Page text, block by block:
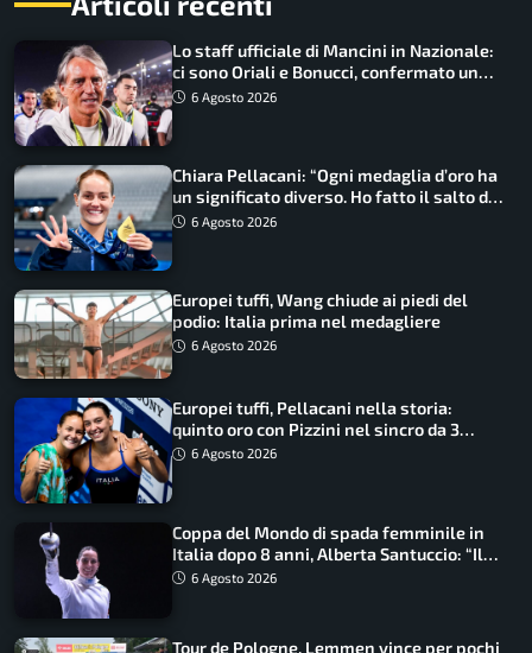
Lo staff ufficiale di Mancini in Nazionale:
ci sono Oriali e Bonucci, confermato un
ritorno
6 Agosto 2026
Chiara Pellacani: “Ogni medaglia d’oro ha
un significato diverso. Ho fatto il salto di
qualità”
6 Agosto 2026
Europei tuffi, Wang chiude ai piedi del
podio: Italia prima nel medagliere
6 Agosto 2026
Europei tuffi, Pellacani nella storia:
quinto oro con Pizzini nel sincro da 3
metri
6 Agosto 2026
Coppa del Mondo di spada femminile in
Italia dopo 8 anni, Alberta Santuccio: “Il
lavoro dà sempre i suoi frutti”
6 Agosto 2026
Tour de Pologne, Lemmen vince per pochi